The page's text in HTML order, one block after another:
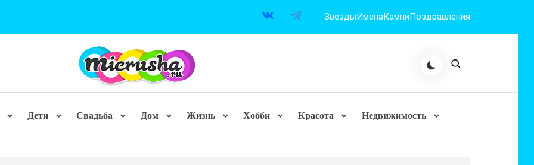
ЗвездыИменаКамниПоздравления
Дети Свадьба Дом Жизнь Хобби Красота Недвижимость